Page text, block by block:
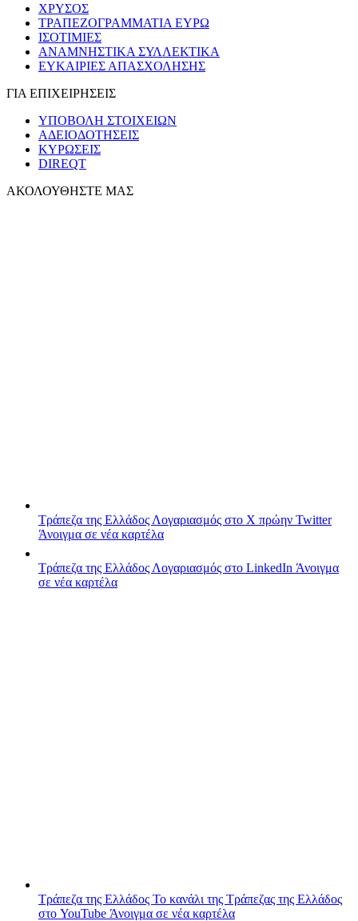
ΧΡΥΣΟΣ
ΤΡΑΠΕΖΟΓΡΑΜΜΑΤΙΑ ΕΥΡΩ
ΙΣΟΤΙΜΙΕΣ
ΑΝΑΜΝΗΣΤΙΚΑ ΣΥΛΛΕΚΤΙΚΑ
ΕΥΚΑΙΡΙΕΣ ΑΠΑΣΧΟΛΗΣΗΣ
ΓΙΑ ΕΠΙΧΕΙΡΗΣΕΙΣ
ΥΠΟΒΟΛΗ ΣΤΟΙΧΕΙΩΝ
ΑΔΕΙΟΔΟΤΗΣΕΙΣ
ΚΥΡΩΣΕΙΣ
DIREQT
ΑΚΟΛΟΥΘΗΣΤΕ ΜΑΣ
Τράπεζα της Ελλάδος Λογαριασμός στο X πρώην Twitter
Άνοιγμα σε νέα καρτέλα
Τράπεζα της Ελλάδος Λογαριασμός στο LinkedIn Άνοιγμα
σε νέα καρτέλα
Τράπεζα της Ελλάδος Το κανάλι της Τράπεζας της Ελλάδος
στο YouTube Άνοιγμα σε νέα καρτέλα